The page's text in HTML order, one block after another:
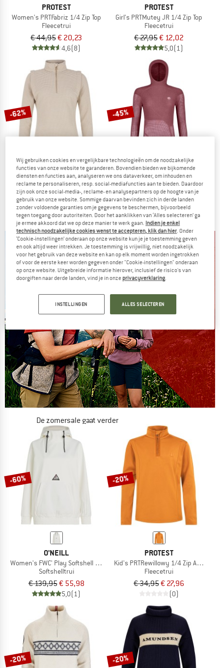
PROTEST
Women's PRTFabriz 1/4 Zip Top
Fleecetrui
€ 44,95€ 20,23
4,6(8)
PROTEST
Girl's PRTMutey JR 1/4 Zip Top
Fleecetrui
€ 27,95€ 12,02
5,0(1)
-62%
PROTEST
Women's PRTIvory 1/4 Zip Active Top
Trui
€ 64,95€ 24,68
5,0(1)
-45%
ORTOVOX
Women's Merino Thermovent Hoody
Merinotrui
€ 149,95€ 82,47
4,0(4)
De zomersale gaat verder
NU TOT MAAR LIEFST -50%
NAAR DE SALE
-60%
O'NEILL
Women's FWC' Play Softshell Hoodie
Softshelltrui
€ 139,95€ 55,98
5,0(1)
-20%
PROTEST
Kid's PRTRewillowy 1/4 Zip Active
Fleecetrui
€ 34,95€ 27,96
(0)
-20% -20%
Wij gebruiken cookies en vergelijkbare technologieën om de noodzakelijke
functies van onze website te garanderen. Bovendien bieden we bijkomende
diensten en functies aan, analyseren we ons dataverkeer, om inhouden en
reclame te personaliseren, resp. social-mediafuncties aan te bieden. Daardoor
zijn ook onze social-media-, reclame- en analysepartners op de hoogte van je
gebruik van onze website. Sommige daarvan bevinden zich in derde landen
zonder voldoende garanties om je gegevens te beschermen, bijvoorbeeld
tegen toegang door autoriteiten. Door het aanklikken van ‘Alles selecteren’ ga
je ermee akkoord dat we op deze manier te werk gaan. Indien je enkel
technisch noodzakelijke cookies wenst te accepteren, klik dan hier . Onder
‘Cookie-instellingen’ onderaan op onze website kun je je toestemming geven
en ook altijd weer intrekken. Je toestemming is vrijwillig, niet noodzakelijk
voor het gebruik van deze website en kan op elk moment worden ingetrokken
of voor de eerste keer worden gegeven onder "Cookie-instellingen" onderaan
op onze website. Uitgebreide informatie hierover, inclusief de risico's van
doorgiften naar derde landen, vind je in onze privacyverklaring
INSTELLINGEN ALLES SELECTEREN